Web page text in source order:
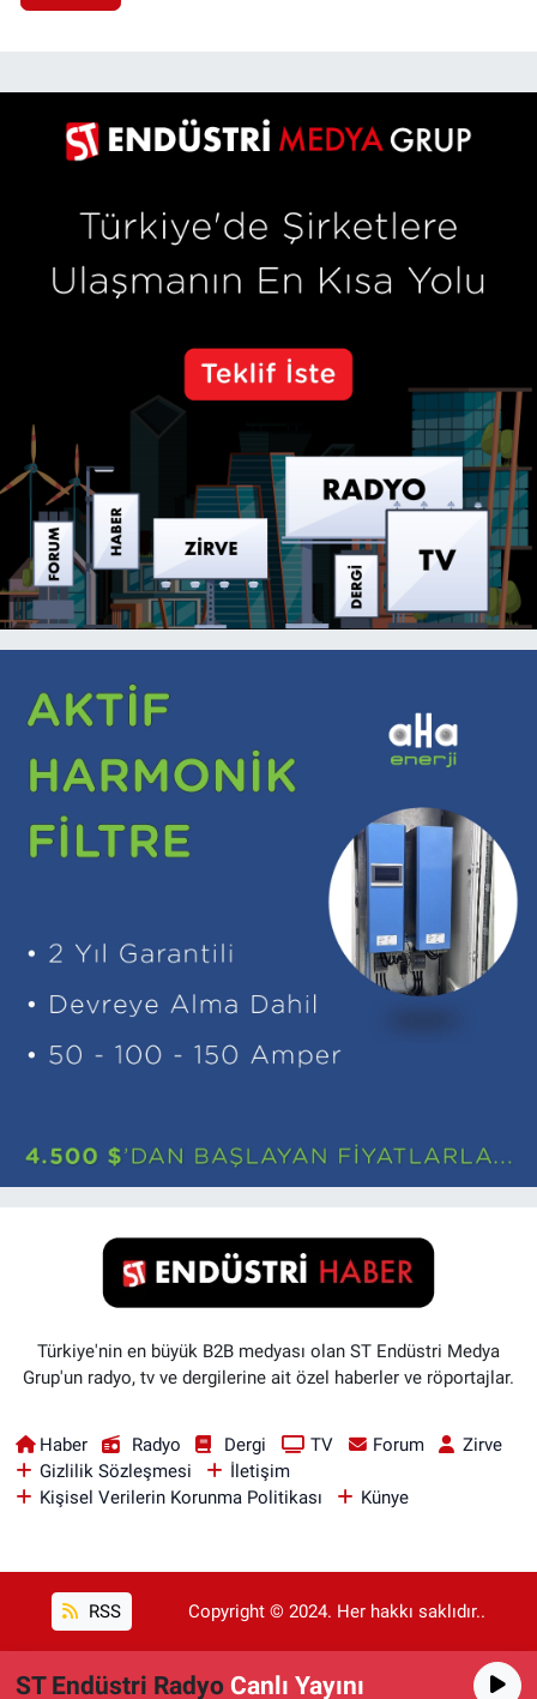
Türkiye'nin en büyük B2B medyası olan ST Endüstri Medya
Grup'un radyo, tv ve dergilerine ait özel haberler ve röportajlar.
Haber Radyo Dergi TV Forum
Zirve
Gizlilik Sözleşmesi
İletişim
Kişisel Verilerin Korunma Politikası
Künye
RSS Copyright © 2024. Her hakkı saklıdır..
Haber Yazılımı: TE Bilişim
ST Endüstri Radyo Canlı Yayını